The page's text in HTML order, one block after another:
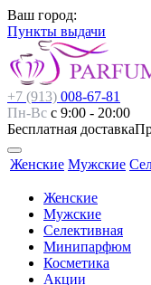
Ваш город:
Пункты выдачи
+7 (913) 008-67-81
Пн-Вс с 9:00 - 20:00
Бесплатная доставка
Женские Мужские
Женские
Мужские
Селективная
Минипарфюм
Косметика
Акции